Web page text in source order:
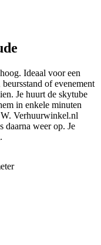
Ideaal voor een
of evenement
Je huurt de skytube
in enkele minuten
Verhuurwinkel.nl
daarna weer op. Je